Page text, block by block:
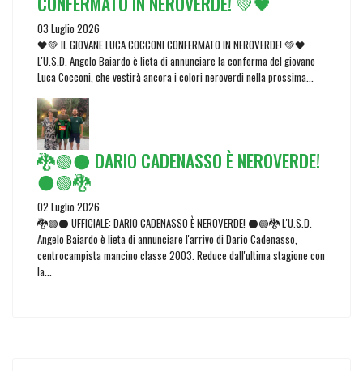
03 Luglio 2026
🖤💚 IL GIOVANE LUCA COCCONI CONFERMATO IN NEROVERDE! 💚🖤
L'U.S.D. Angelo Baiardo è lieta di annunciare la conferma del giovane
Luca Cocconi, che vestirà ancora i colori neroverdi nella prossima...
🐉🟢⚫ DARIO CADENASSO È NEROVERDE!
⚫🟢🐉
02 Luglio 2026
🐉🟢⚫ UFFICIALE: DARIO CADENASSO È NEROVERDE! ⚫🟢🐉 L'U.S.D.
Angelo Baiardo è lieta di annunciare l'arrivo di Dario Cadenasso,
centrocampista mancino classe 2003. Reduce dall'ultima stagione con
la...